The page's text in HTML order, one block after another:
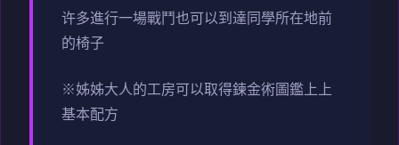
许多進行一場戰鬥也可以到達同學所在地前
的椅子
※姊姊大人的工房可以取得鍊金術圖鑑上上
基本配方